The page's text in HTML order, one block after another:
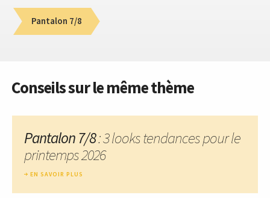
Pantalon 7/8
Conseils sur le même thème
Pantalon 7/8: 3 looks tendances pour le
printemps 2026
EN SAVOIR PLUS